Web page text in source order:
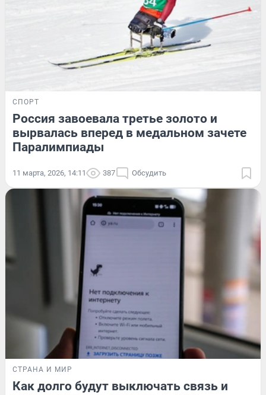
СПОРТ
Россия завоевала третье золото и
вырвалась вперед в медальном зачете
Паралимпиады
11 марта, 2026, 14:11 387 Обсудить
СТРАНА И МИР
Как долго будут выключать связь и